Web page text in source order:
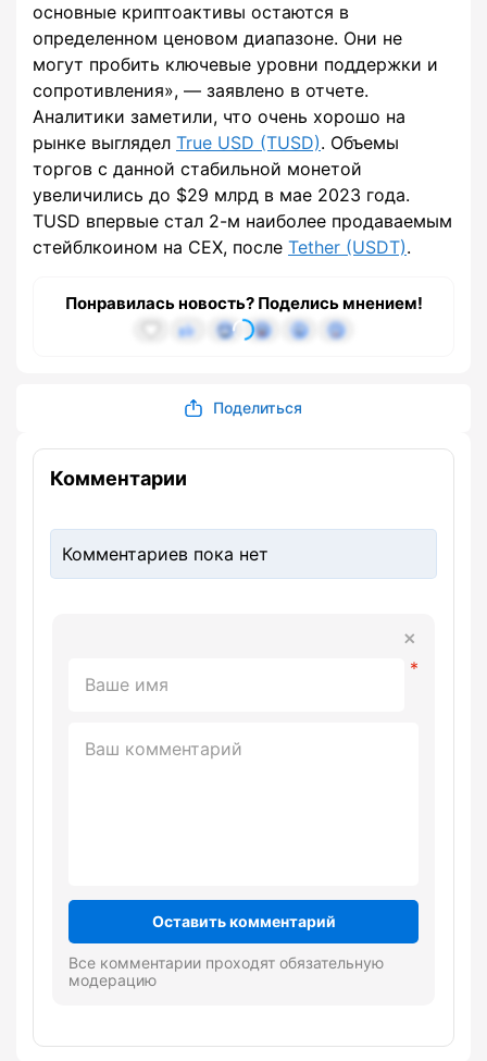
основные криптоактивы остаются в
определенном ценовом диапазоне. Они не
могут пробить ключевые уровни поддержки и
сопротивления», — заявлено в отчете.
Аналитики заметили, что очень хорошо на
рынке выглядел True USD (TUSD). Объемы
торгов с данной стабильной монетой
увеличились до $29 млрд в мае 2023 года.
TUSD впервые стал 2-м наиболее продаваемым
стейблкоином на CEX, после Tether (USDT).
Понравилась новость? Поделись мнением!
Поделиться
Комментарии
Комментариев пока нет
Оставить комментарий
Все комментарии проходят обязательную
модерацию